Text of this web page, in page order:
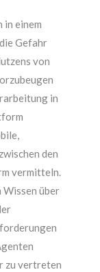
einem
Gefahr
von
in
den
vermitteln.
über
zu vertreten